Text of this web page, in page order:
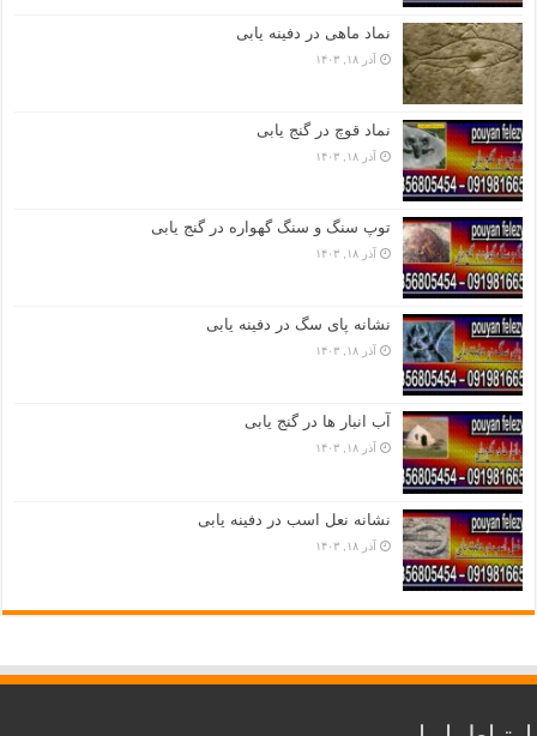
نماد ماهی در دفینه یابی
آذر ۱۸, ۱۴۰۳
نماد قوچ در گنج یابی
آذر ۱۸, ۱۴۰۳
توپ سنگ و سنگ گهواره در گنج یابی
آذر ۱۸, ۱۴۰۳
نشانه پای سگ در دفینه یابی
آذر ۱۸, ۱۴۰۳
آب انبار ها در گنج یابی
آذر ۱۸, ۱۴۰۳
نشانه نعل اسب در دفینه یابی
آذر ۱۸, ۱۴۰۳